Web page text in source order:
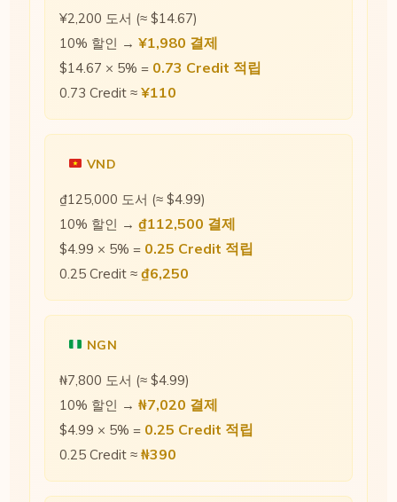
¥2,200 도서 (≈ $14.67)
10% 할인 →¥1,980 결제
$14.67 × 5% = 0.73 Credit 적립
0.73 Credit ≈¥110
VND
₫125,000 도서 (≈ $4.99)
10% 할인 →₫112,500 결제
$4.99 × 5% = 0.25 Credit 적립
0.25 Credit ≈₫6,250
NGN
₦7,800 도서 (≈ $4.99)
10% 할인 →₦7,020 결제
$4.99 × 5% = 0.25 Credit 적립
0.25 Credit ≈₦390